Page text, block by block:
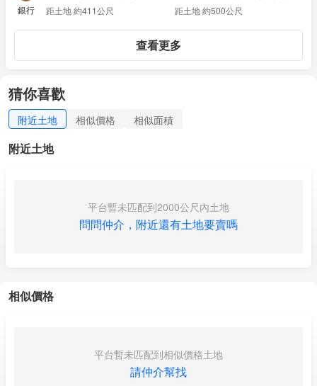
銀行 距土地 約411公尺 距土地 約500公尺
查看更多
猜你喜歡
附近土地 相似價格 相似面積
附近土地
平台暫未匹配到2000公尺內土地
問問仲介，附近還有土地要賣嗎
相似價格
平台暫未匹配到相似價格土地
請仲介幫找